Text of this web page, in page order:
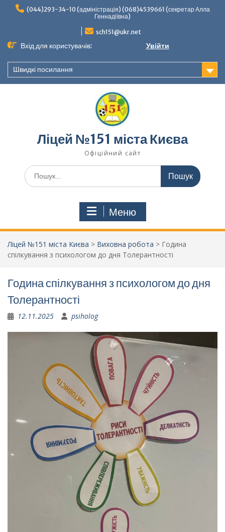
Перейти(044)293-34-10 (адміністрація) (068)4539661 (секретар Алла
Геннадіївна)
sch151@ukr.net
Вхід для користувачів: Увійти
Швидкі посилання
Ліцей №151 міста Києва
Офіційний сайт
Шукати:
Меню
Ліцей №151 міста Києва > Виховна робота > Година
спілкування з психологом до дня Толерантності
Година спілкування з психологом до дня
Толерантності
12.11.2025 psiholog